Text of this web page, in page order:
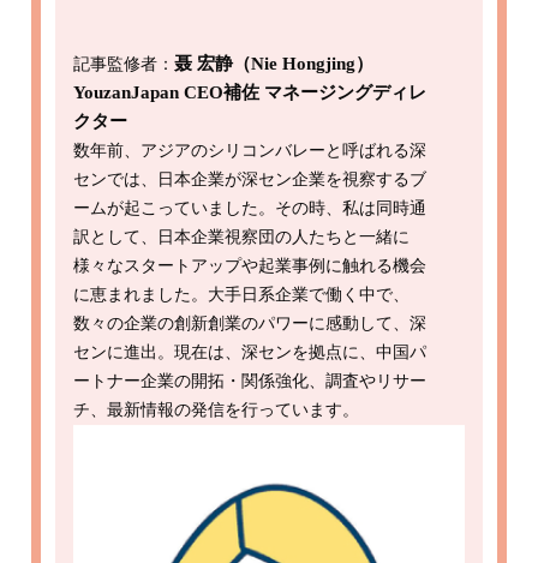
記事監修者： 聂 宏静（Nie Hongjing）
YouzanJapan CEO補佐 マネージングディレ
クター
数年前、アジアのシリコンバレーと呼ばれる深
センでは、日本企業が深セン企業を視察するブ
ームが起こっていました。その時、私は同時通
訳として、日本企業視察団の人たちと一緒に
様々なスタートアップや起業事例に触れる機会
に恵まれました。大手日系企業で働く中で、
数々の企業の創新創業のパワーに感動して、深
センに進出。現在は、深センを拠点に、中国パ
ートナー企業の開拓・関係強化、調査やリサー
チ、最新情報の発信を行っています。